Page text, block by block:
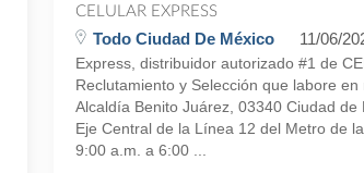
CELULAR EXPRESS
Todo Ciudad De México 11/06/
Express, distribuidor autorizado #1 de
Reclutamiento y Selección que labore
Alcaldía Benito Juárez, 03340 Ciudad
Eje Central de la Línea 12 del Metro de
9:00 a.m. a 6:00 ...